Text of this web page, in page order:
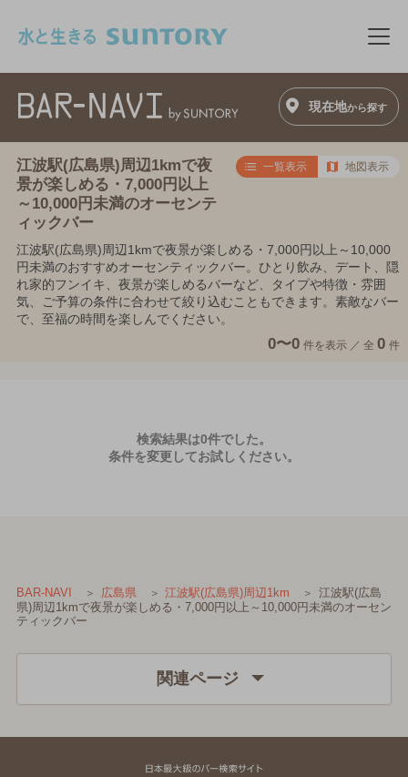
メ
現在地から探す
江波駅(広島県)周辺1kmで夜
景が楽しめる・7,000円以上
～10,000円未満のオーセンテ
ィックバー
一覧表示 地図表示
江波駅(広島県)周辺1kmで夜景が楽しめる・7,000円以上～10,000
円未満のおすすめオーセンティックバー。ひとり飲み、デート、隠
れ家的フンイキ、夜景が楽しめるバーなど、タイプや特徴・雰囲
気、ご予算の条件に合わせて絞り込むこともできます。素敵なバー
で、至福の時間を楽しんでください。
0〜0 件を表示 ／ 全 0 件
検索結果は0件でした。
条件を変更してお試しください。
BAR-NAVI 広島県 江波駅(広島県)周辺1km
江波駅(広島
県)周辺1kmで夜景が楽しめる・7,000円以上～10,000円未満のオーセン
ティックバー
関連ページ